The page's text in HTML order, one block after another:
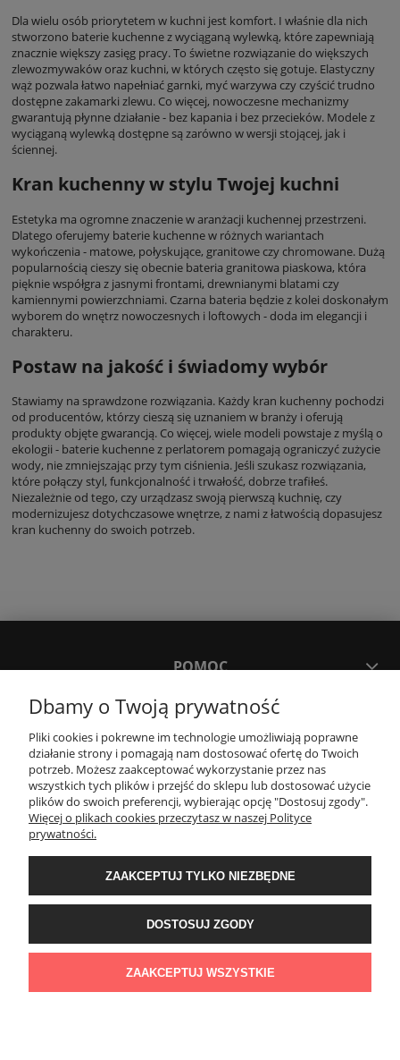
Dla wielu osób priorytetem w kuchni jest komfort. I właśnie dla nich
stworzono baterie kuchenne z wyciąganą wylewką, które zapewniają
znacznie większy zasięg pracy. To świetne rozwiązanie do większych
zlewozmywaków oraz kuchni, w których często się gotuje. Elastyczny
wąż pozwala łatwo napełniać garnki, myć warzywa czy czyścić trudno
dostępne zakamarki zlewu. Co więcej, nowoczesne mechanizmy
gwarantują płynne działanie - bez kapania i bez przecieków. Modele z
wyciąganą wylewką dostępne są zarówno w wersji stojącej, jak i
ściennej.
Kran kuchenny w stylu Twojej kuchni
Estetyka ma ogromne znaczenie w aranżacji kuchennej przestrzeni.
Dlatego oferujemy baterie kuchenne w różnych wariantach
wykończenia - matowe, połyskujące, granitowe czy chromowane. Dużą
popularnością cieszy się obecnie bateria granitowa piaskowa, która
pięknie współgra z jasnymi frontami, drewnianymi blatami czy
kamiennymi powierzchniami. Czarna bateria będzie z kolei doskonałym
wyborem do wnętrz nowoczesnych i loftowych - doda im elegancji i
charakteru.
Postaw na jakość i świadomy wybór
Stawiamy na sprawdzone rozwiązania. Każdy kran kuchenny pochodzi
od producentów, którzy cieszą się uznaniem w branży i oferują
produkty objęte gwarancją. Co więcej, wiele modeli powstaje z myślą o
ekologii - baterie kuchenne z perlatorem pomagają ograniczyć zużycie
wody, nie zmniejszając przy tym ciśnienia. Jeśli szukasz rozwiązania,
które połączy styl, funkcjonalność i trwałość, dobrze trafiłeś.
Niezależnie od tego, czy urządzasz swoją pierwszą kuchnię, czy
modernizujesz dotychczasowe wnętrze, z nami z łatwością dopasujesz
kran kuchenny do swoich potrzeb.
POMOC
MOJE KONTO
PŁATNOŚCI I DOSTAWA
Wyposażenie łazienek Łazienki.eco | Pawła 23, 41-708 Ruda Śląska | E-mail:
sklep@lazienki.eco | Tel.: 600 012 164 lub 600 012 159 | TGS Przemysław
Stoń | NIP: 6312213594 | REGON: 276403698
Dbamy o Twoją prywatność
Pliki cookies i pokrewne im technologie umożliwiają poprawne
działanie strony i pomagają nam dostosować ofertę do Twoich
potrzeb. Możesz zaakceptować wykorzystanie przez nas
wszystkich tych plików i przejść do sklepu lub dostosować użycie
plików do swoich preferencji, wybierając opcję "Dostosuj zgody".
Więcej o plikach cookies przeczytasz w naszej Polityce
prywatności.
ZAAKCEPTUJ TYLKO NIEZBĘDNE
DOSTOSUJ ZGODY
ZAAKCEPTUJ WSZYSTKIE